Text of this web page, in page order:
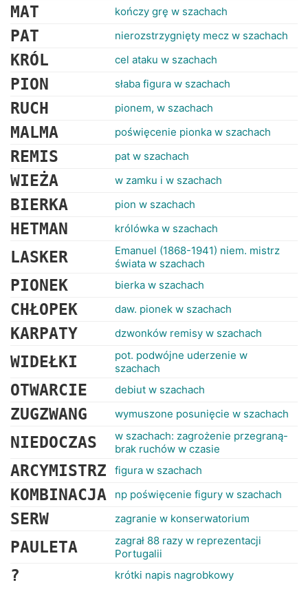
MAT kończy grę w szachach
PAT nierozstrzygnięty mecz w szachach
KRÓL cel ataku w szachach
PION słaba figura w szachach
RUCH pionem, w szachach
MALMA poświęcenie pionka w szachach
REMIS pat w szachach
WIEŻA w zamku i w szachach
BIERKA pion w szachach
HETMAN królówka w szachach
LASKER
Emanuel (1868-1941) niem. mistrz
świata w szachach
PIONEK bierka w szachach
CHŁOPEK daw. pionek w szachach
KARPATY dzwonków remisy w szachach
WIDEŁKI
pot. podwójne uderzenie w
szachach
OTWARCIE debiut w szachach
ZUGZWANG wymuszone posunięcie w szachach
NIEDOCZAS
w szachach: zagrożenie przegraną-
brak ruchów w czasie
ARCYMISTRZ figura w szachach
KOMBINACJA np poświęcenie figury w szachach
SERW zagranie w konserwatorium
PAULETA
zagrał 88 razy w reprezentacji
Portugalii
? krótki napis nagrobkowy